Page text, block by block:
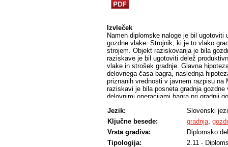
Izvleček
Namen diplomske naloge je bil
gozdne vlake. Strojnik, ki je to vlako
strojem. Objekt raziskovanja je bila
raziskave je bil ugotoviti delež
vlake in strošek gradnje. Glavna
delovnega časa bagra, naslednja
priznanih vrednosti v javnem razpisu
raziskavi je bila posneta gradnja
delovnimi operacijami bagra pri gradnji
Naša prva hipoteza ni bila potrjena.
27,46 m%/h. Ugotovljeni dejanski
priznanih vrednosti za izkop III.
čimer je bila potrjena druga hipoteza.
Jezik:
Slovenski
Ključne besede:
gradnja,
Vrsta gradiva:
Diplomsko
Tipologija:
2.11 -